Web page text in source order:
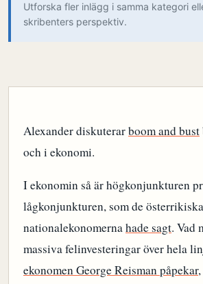
Alexander diskuterarboom and bust
och i ekonomi.
I ekonomin så är högkonjunkturen
lågkonjunkturen, som de österrikiska
nationalekonomernahade sagt. Vad
massiva felinvesteringar över hela
ekonomen George Reisman påpekar,
Utforska fler inlägg i samma kategori
skribenters perspektiv.